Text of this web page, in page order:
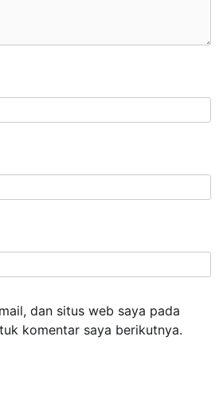
dan situs web saya pada
komentar saya berikutnya.